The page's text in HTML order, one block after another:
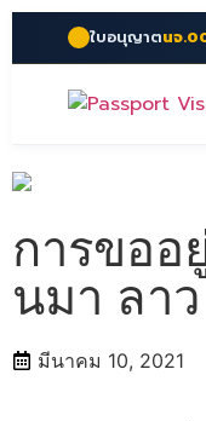
ใบอนุญาตนจ
การขออ
นมา ลาว
มีนาคม 10, 2021